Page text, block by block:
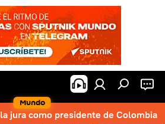
Mundo
jura como presidente de Colombia